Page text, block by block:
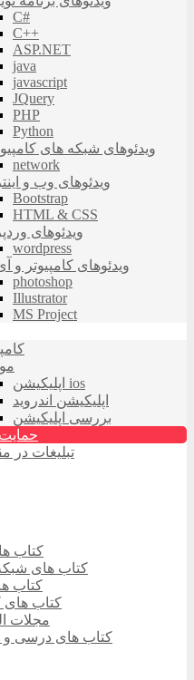
C#
C++
ASP.NET
java
javascript
JQuery
PHP
Python
ویدئوهای شبکه های
network
ویدئوهای وب و
Bootstrap
HTML & CSS
ویدئوهای
wordpress
ویدئوهای کامپیوتر و
photoshop
Illustrator
MS Project
اپلیکیشن ios
اپلیکیشن اندروید
بررسی اپلیکیشن
حمایت
تبلیغات در
کتاب
کتاب های
کتاب
کتاب های
مجلات
کتاب های درسی و